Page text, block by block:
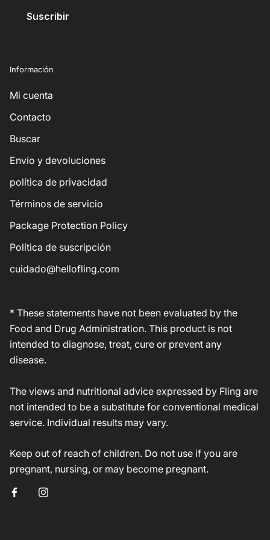
Suscribir
Información
Mi cuenta
Contacto
Buscar
Envío y devoluciones
política de privacidad
Términos de servicio
Package Protection Policy
Política de suscripción
cuidado@hellofling.com
* These statements have not been evaluated by the
Food and Drug Administration. This product is not
intended to diagnose, treat, cure or prevent any
disease.
The views and nutritional advice expressed by Fling are
not intended to be a substitute for conventional medical
service. Individual results may vary.
Keep out of reach of children. Do not use if you are
pregnant, nursing, or may become pregnant.